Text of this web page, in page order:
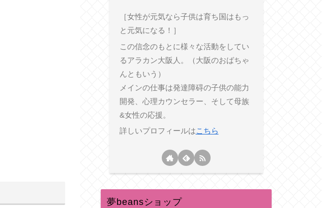
［女性が元気なら子供は育ち国はもっ
と元気になる！］
この信念のもとに様々な活動をしてい
るアラカン大阪人。（大阪のおばちゃ
んともいう）
メインの仕事は発達障碍の子供の能力
開発、心理カウンセラー、そして母族
&女性の応援。
詳しいプロフィールはこちら
夢beansショップ